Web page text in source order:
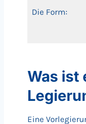
Die Form:
Was ist
Eine